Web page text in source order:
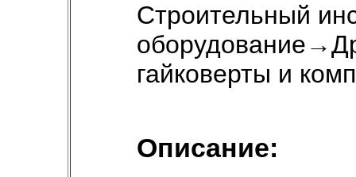
Строительный
оборудование→
гайковерты и
Описание: